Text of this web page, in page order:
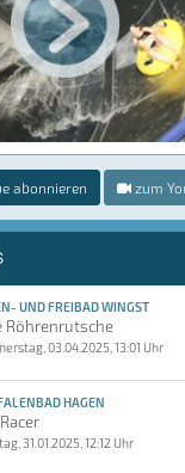
abonnieren zum
UND FREIBAD WINGST
Röhrenrutsche
03.04.2025, 13:01 Uhr
HAGEN
31.01.2025, 12:12 Uhr